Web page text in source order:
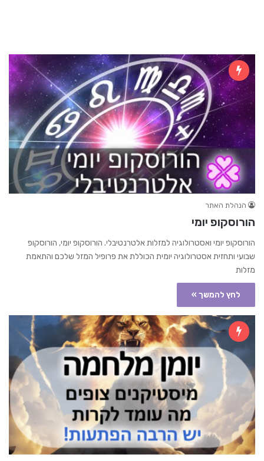
הנהלת האתר
הורוסקופ יומי
הורוסקופ יומי ואסטרולוגיה למזלות אלטרנטיבלי. הורוסקופ יומי, הורוסקופ
שבועי ותחזית אסטרולוגיה יומית הכוללת את פרופיל המזל שלכם והתאמת
מזלות
לחץ להמשך »